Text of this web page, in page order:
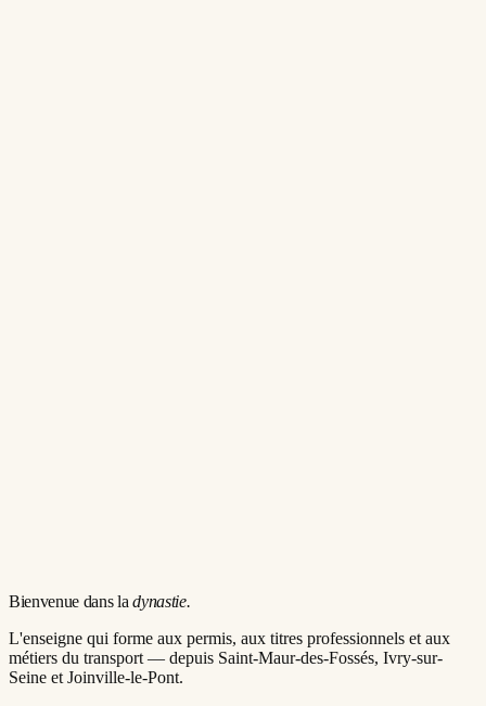
Bienvenue dans la dynastie.
L'enseigne qui forme aux permis, aux titres professionnels et aux
métiers du transport — depuis Saint-Maur-des-Fossés, Ivry-sur-
Seine et Joinville-le-Pont.